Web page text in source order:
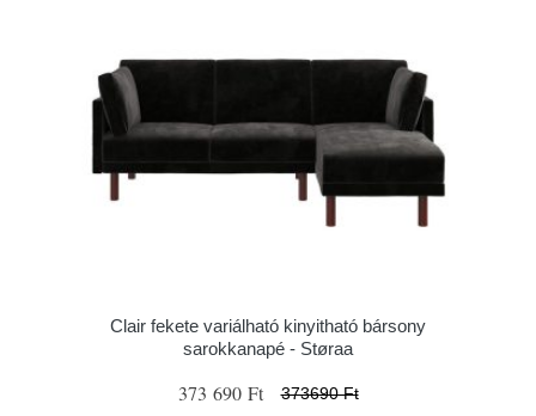
Clair fekete variálható kinyitható bársony
sarokkanapé - Støraa
373 690 Ft 373690 Ft